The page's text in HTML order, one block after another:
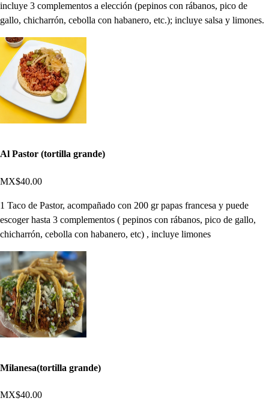
incluye 3 complementos a elección (pepinos con rábanos, pico de
gallo, chicharrón, cebolla con habanero, etc.); incluye salsa y limones.
Al Pastor (tortilla grande)
MX$40.00
1 Taco de Pastor, acompañado con 200 gr papas francesa y puede
escoger hasta 3 complementos ( pepinos con rábanos, pico de gallo,
chicharrón, cebolla con habanero, etc) , incluye limones
Milanesa(tortilla grande)
MX$40.00